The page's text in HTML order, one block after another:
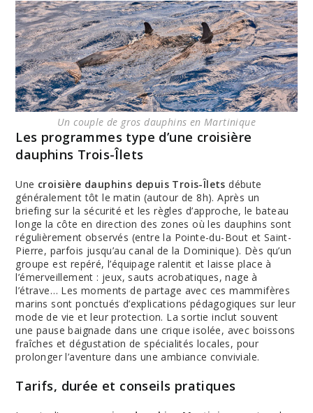
Un couple de gros dauphins en Martinique
Les programmes type d’une croisière
dauphins Trois-Îlets
Une croisière dauphins depuis Trois-Îlets débute
généralement tôt le matin (autour de 8h). Après un
briefing sur la sécurité et les règles d’approche, le bateau
longe la côte en direction des zones où les dauphins sont
régulièrement observés (entre la Pointe-du-Bout et Saint-
Pierre, parfois jusqu’au canal de la Dominique). Dès qu’un
groupe est repéré, l’équipage ralentit et laisse place à
l’émerveillement : jeux, sauts acrobatiques, nage à
l’étrave… Les moments de partage avec ces mammifères
marins sont ponctués d’explications pédagogiques sur leur
mode de vie et leur protection. La sortie inclut souvent
une pause baignade dans une crique isolée, avec boissons
fraîches et dégustation de spécialités locales, pour
prolonger l’aventure dans une ambiance conviviale.
Tarifs, durée et conseils pratiques